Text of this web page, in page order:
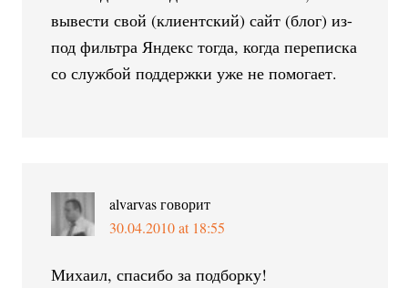
вывести свой (клиентский) сайт (блог) из-
под фильтра Яндекс тогда, когда переписка
со службой поддержки уже не помогает.
alvarvas говорит
30.04.2010 at 18:55
Михаил, спасибо за подборку!